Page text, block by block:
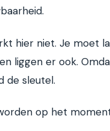
hier niet. Je moet
liggen er ook.
de sleutel.
op het